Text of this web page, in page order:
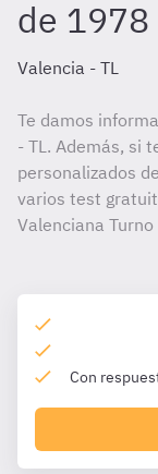
de
Valencia - TL
Te damos
- TL. Además, si
personalizados
varios test
Valenciana Turno
Con